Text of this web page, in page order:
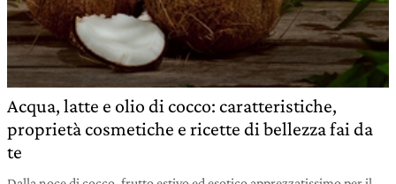
Acqua, latte e olio di cocco: caratteristiche,
proprietà cosmetiche e ricette di bellezza fai da
te